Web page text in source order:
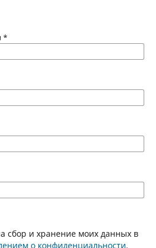
*
о конфиденциальности.